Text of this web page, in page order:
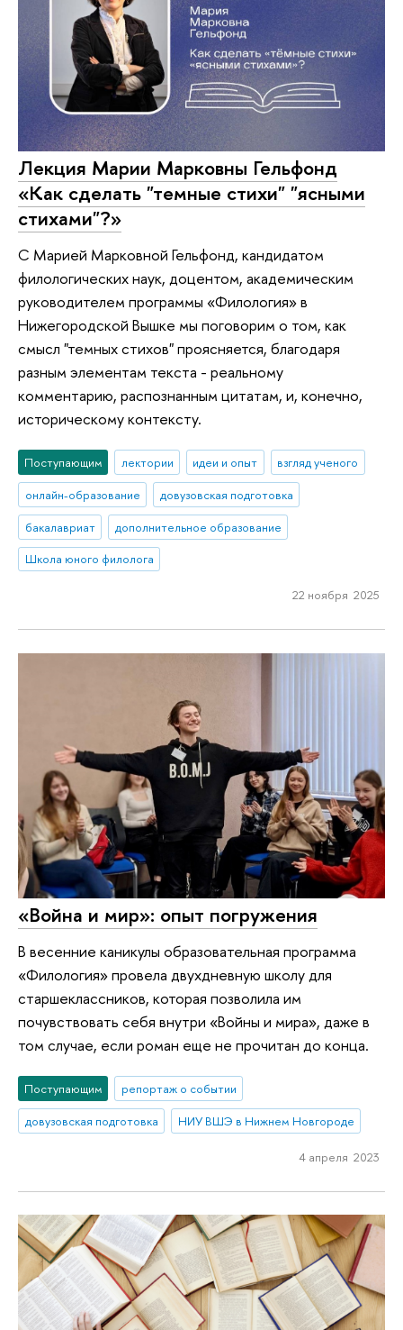
Лекция Марии Марковны Гельфонд
«Как сделать "темные стихи" "ясными
стихами"?»
С Марией Марковной Гельфонд, кандидатом
филологических наук, доцентом, академическим
руководителем программы «Филология» в
Нижегородской Вышке мы поговорим о том, как
смысл "темных стихов" проясняется, благодаря
разным элементам текста - реальному
комментарию, распознанным цитатам, и, конечно,
историческому контексту.
Поступающим лектории идеи и опыт
взгляд ученого
онлайн-образование
довузовская подготовка
бакалавриат
дополнительное образование
Школа юного филолога
22 ноября 2025
«Война и мир»: опыт погружения
В весенние каникулы образовательная программа
«Филология» провела двухдневную школу для
старшеклассников, которая позволила им
почувствовать себя внутри «Войны и мира», даже в
том случае, если роман еще не прочитан до конца.
Поступающим
репортаж о событии
довузовская подготовка
НИУ ВШЭ в Нижнем Новгороде
4 апреля 2023